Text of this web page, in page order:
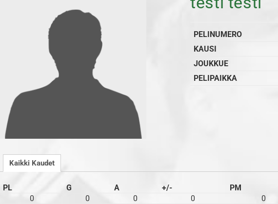
PELINUMERO
KAUSI
JOUKKUE
PELIPAIKKA
Kaikki Kaudet
PL G A +/- PM
0
0 0 0 0